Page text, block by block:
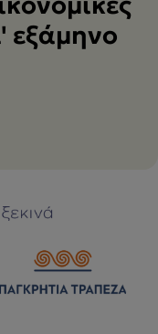
εξάμηνο